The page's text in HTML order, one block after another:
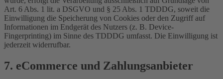
Art. 6 Abs. 1 lit. a DSGVO und § 25 Abs. 1 TDDDG, soweit die
Einwilligung die Speicherung von Cookies oder den Zugriff auf
Informationen im Endgerät des Nutzers (z. B. Device-
Fingerprinting) im Sinne des TDDDG umfasst. Die Einwilligung ist
jederzeit widerrufbar.
7. eCommerce und Zahlungs­anbieter